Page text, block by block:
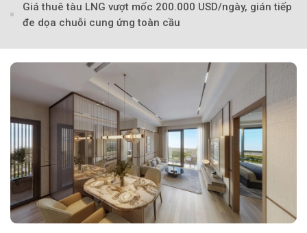
Giá thuê tàu LNG vượt mốc 200.000 USD/ngày, gián tiếp
đe dọa chuỗi cung ứng toàn cầu